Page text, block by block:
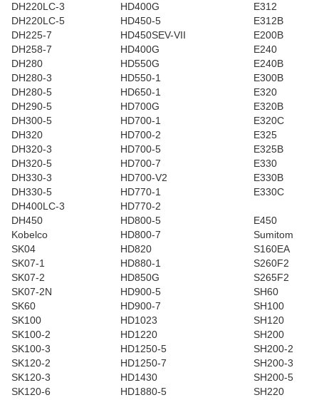
DH220LC-3
HD400G
E312
DH220LC-5
HD450-5
E312B
DH225-7
HD450SEV-VII
E200B
DH258-7
HD400G
E240
DH280
HD550G
E240B
DH280-3
HD550-1
E300B
DH280-5
HD650-1
E320
DH290-5
HD700G
E320B
DH300-5
HD700-1
E320C
DH320
HD700-2
E325
DH320-3
HD700-5
E325B
DH320-5
HD700-7
E330
DH330-3
HD700-V2
E330B
DH330-5
HD770-1
E330C
DH400LC-3
HD770-2
DH450
HD800-5
E450
Kobelco
HD800-7
Sumitom
SK04
HD820
S160EA
SK07-1
HD880-1
S260F2
SK07-2
HD850G
S265F2
SK07-2N
HD900-5
SH60
SK60
HD900-7
SH100
SK100
HD1023
SH120
SK100-2
HD1220
SH200
SK100-3
HD1250-5
SH200-2
SK120-2
HD1250-7
SH200-3
SK120-3
HD1430
SH200-5
SK120-6
HD1880-5 SH220